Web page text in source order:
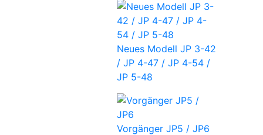
Neues Modell JP 3-42
/ JP 4-47 / JP 4-54 /
JP 5-48
Vorgänger JP5 / JP6